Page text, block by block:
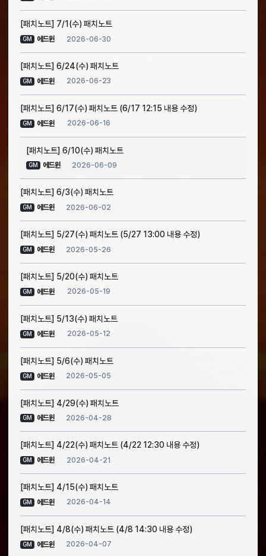
[패치노트] 7/1(수) 패치노트
GM 에드윈 2026-06-30
[패치노트] 6/24(수) 패치노트
GM 에드윈 2026-06-23
[패치노트] 6/17(수) 패치노트 (6/17 12:15 내용 수정)
GM 에드윈 2026-06-16
[패치노트] 6/10(수) 패치노트
GM 에드윈 2026-06-09
[패치노트] 6/3(수) 패치노트
GM 에드윈 2026-06-02
[패치노트] 5/27(수) 패치노트 (5/27 13:00 내용 수정)
GM 에드윈 2026-05-26
[패치노트] 5/20(수) 패치노트
GM 에드윈 2026-05-19
[패치노트] 5/13(수) 패치노트
GM 에드윈 2026-05-12
[패치노트] 5/6(수) 패치노트
GM 에드윈 2026-05-05
[패치노트] 4/29(수) 패치노트
GM 에드윈 2026-04-28
[패치노트] 4/22(수) 패치노트 (4/22 12:30 내용 수정)
GM 에드윈 2026-04-21
[패치노트] 4/15(수) 패치노트
GM 에드윈 2026-04-14
[패치노트] 4/8(수) 패치노트 (4/8 14:30 내용 수정)
GM 에드윈 2026-04-07